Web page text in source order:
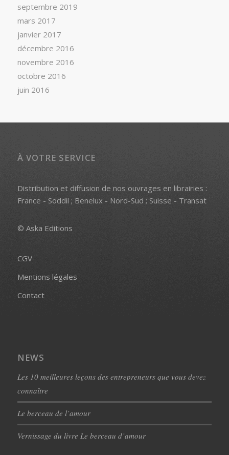
septembre 2019
mars 2017
janvier 2017
décembre 2016
novembre 2016
octobre 2016
juin 2016
À VOTRE SERVICE
Distribution et diffusion de nos ouvrages en librairies :
France - Soddil ; Benelux - Nord-Sud ; Suisse - Transat
© Aska Editions
CGV
Mentions légales
Contact
NEWS
Les 10 meilleures leçons des entrepreneurs que vous devez
connaître
Le berceau de l’amour
Vernissage du livre Le berceau d’amour